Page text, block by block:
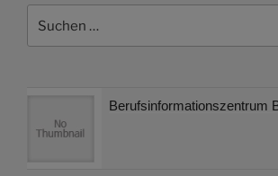
nach:
Berufsinformationszentrum